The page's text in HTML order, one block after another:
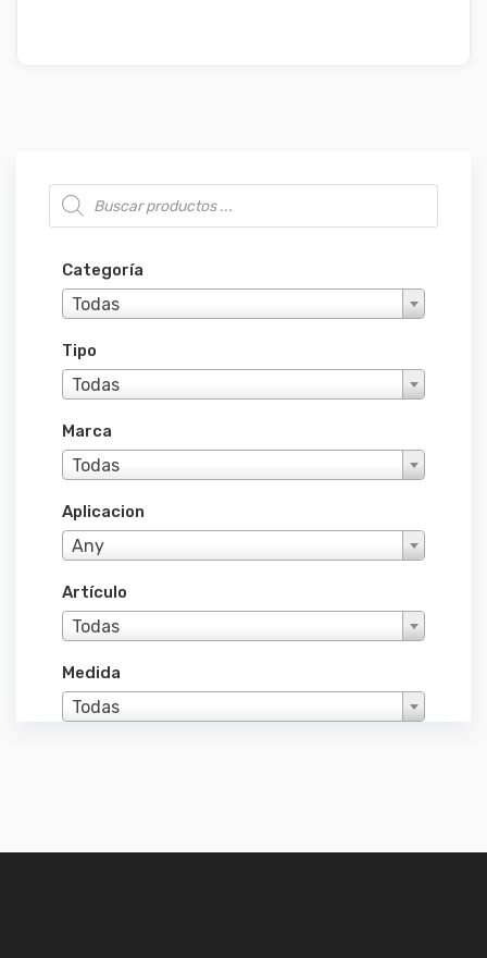
Búsqueda de productos
Categoría
Todas
Tipo
Todas
Marca
Todas
Aplicacion
Any
Artículo
Todas
Medida
Todas